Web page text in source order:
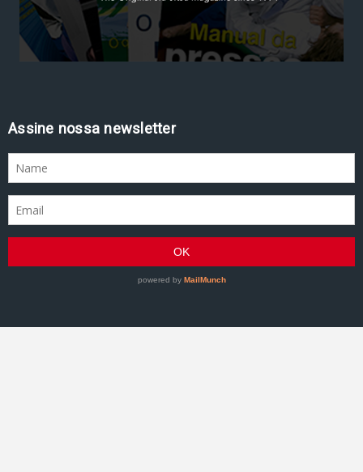
Assine nossa newsletter